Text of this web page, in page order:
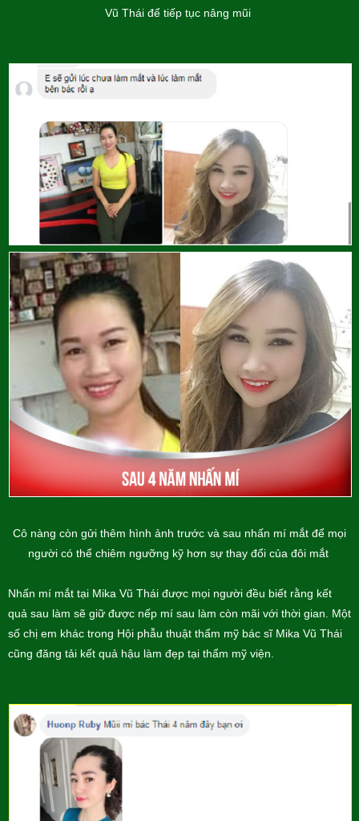
Vũ Thái để tiếp tục nâng mũi
Cô nàng còn gửi thêm hình ảnh trước và sau nhấn mí mắt để mọi
người có thể chiêm ngưỡng kỹ hơn sự thay đổi của đôi mắt
Nhấn mí mắt tại Mika Vũ Thái được mọi người đều biết rằng kết
quả sau làm sẽ giữ được nếp mí sau làm còn mãi với thời gian. Một
số chị em khác trong Hội phẫu thuật thẩm mỹ bác sĩ Mika Vũ Thái
cũng đăng tải kết quả hậu làm đẹp tại thẩm mỹ viện.